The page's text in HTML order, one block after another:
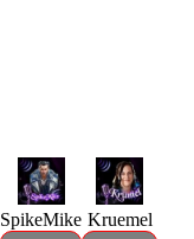
SpikeMike Kruemel